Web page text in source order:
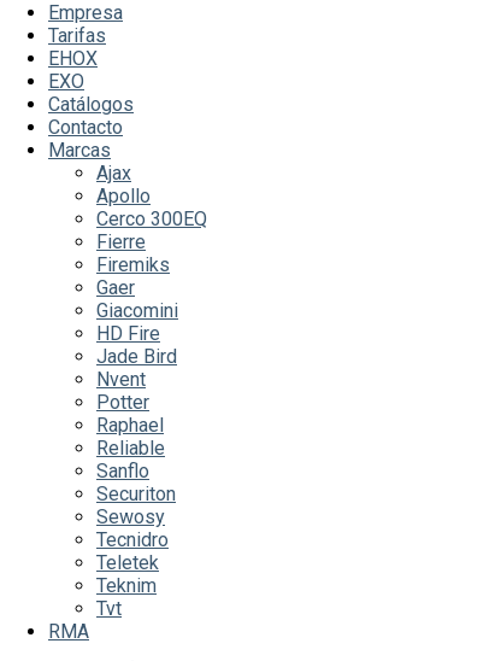
Empresa
Tarifas
EHOX
EXO
Catálogos
Contacto
Marcas
Ajax
Apollo
Cerco 300EQ
Fierre
Firemiks
Gaer
Giacomini
HD Fire
Jade Bird
Nvent
Potter
Raphael
Reliable
Sanflo
Securiton
Sewosy
Tecnidro
Teletek
Teknim
Tvt
RMA